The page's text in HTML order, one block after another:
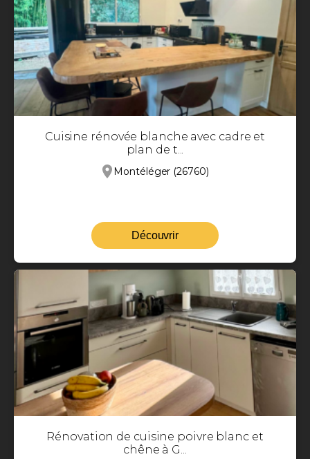
Cuisine rénovée blanche avec cadre et
plan de t...
Montéléger (26760)
Découvrir
Rénovation de cuisine poivre blanc et
chêne à G...